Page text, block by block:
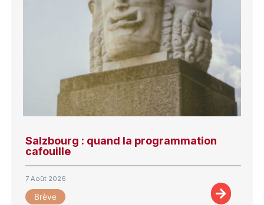
Salzbourg : quand la programmation
cafouille
7 Août 2026
Brève